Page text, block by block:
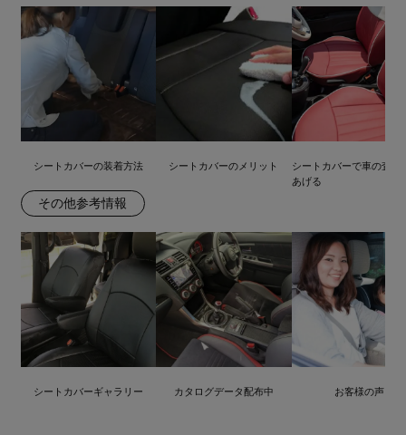
シートカバーの装着方法 シートカバーのメリット
シートカバーで車の査定
あげる
その他参考情報
シートカバーギャラリー カタログデータ配布中 お客様の声